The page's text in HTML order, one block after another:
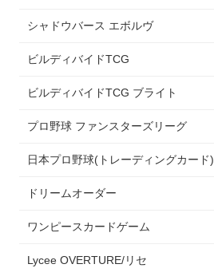
シャドウバース エボルヴ
ビルディバイドTCG
ビルディバイドTCG ブライト
プロ野球 ファンスターズリーグ
日本プロ野球(トレーディングカード)
ドリームオーダー
ワンピースカードゲーム
Lycee OVERTURE/リセ